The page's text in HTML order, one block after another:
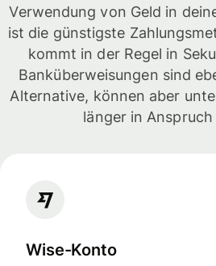
Verwendung von Geld in
ist die günstigste
kommt in der Regel in
Banküberweisungen sind
Alternative, können aber
länger in
Wise-Konto